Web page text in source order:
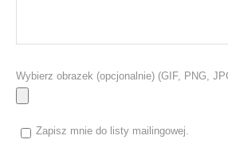
Wybierz obrazek (opcjonalnie) (GIF, PNG,
Zapisz mnie do listy mailingowej.